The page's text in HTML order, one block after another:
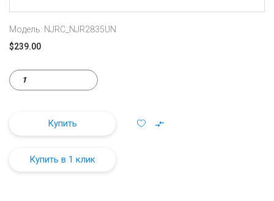
Модель: NJRC_NJR2835UN
$239.00
Купить
Купить в 1 клик